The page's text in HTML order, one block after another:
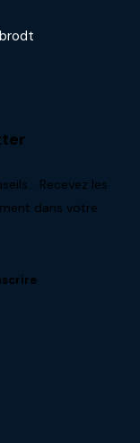
Recevez les
dans votre